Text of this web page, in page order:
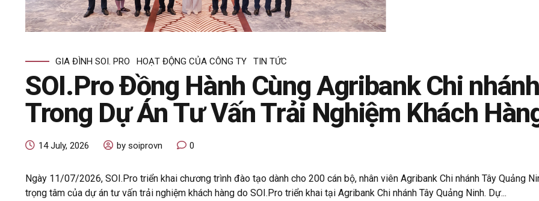
GIA ĐÌNH SOI. PRO HOẠT ĐỘNG CỦA CÔNG TY TIN TỨC
SOI.Pro Đồng Hành Cùng Agribank Chi
Trong Dự Án Tư Vấn Trải Nghiệm Khách
14 July, 2026 by soiprovn 0
Ngày 11/07/2026, SOI.Pro triển khai chương trình đào tạo dành cho 200 cán bộ, nhân viên Agribank Chi nhánh Tây Quảng
trọng tâm của dự án tư vấn trải nghiệm khách hàng do SOI.Pro triển khai tại Agribank Chi nhánh Tây Quảng Ninh. Dự...